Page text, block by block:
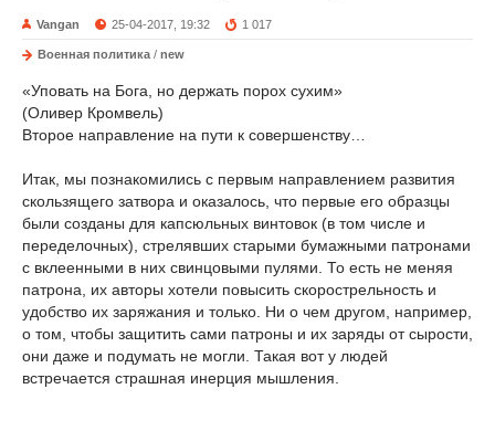
Vangan 25-04-2017, 19:32 1 017
Военная политика / new
«Уповать на Бога, но держать порох сухим»
(Оливер Кромвель)
Второе направление на пути к совершенству…
Итак, мы познакомились с первым направлением развития
скользящего затвора и оказалось, что первые его образцы
были созданы для капсюльных винтовок (в том числе и
переделочных), стрелявших старыми бумажными патронами
с вклеенными в них свинцовыми пулями. То есть не меняя
патрона, их авторы хотели повысить скорострельность и
удобство их заряжания и только. Ни о чем другом, например,
о том, чтобы защитить сами патроны и их заряды от сырости,
они даже и подумать не могли. Такая вот у людей
встречается страшная инерция мышления.